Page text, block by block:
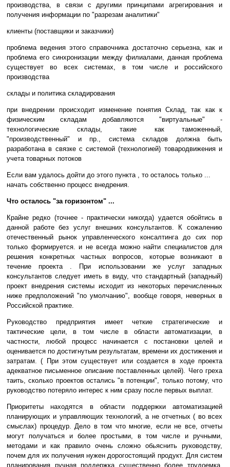
производства, в связи с другими принципами агрегирования и
получения информации по "разрезам аналитики"
клиенты (поставщики и заказчики)
проблема ведения этого справочника достаточно серьезна, как и
проблема его синхронизации между филиалами, данная проблема
существует во всех системах, в том числе и российского
производства
склады и политика складирования
при внедрении происходит изменение понятия Склад, так как к
физическим складам добавляются "виртуальные" -
технологические склады, такие как таможенный,
"производственный" и пр., система складов должна быть
разработана в связке с системой (технологией) товародвижения и
учета товарных потоков
Если вам удалось дойти до этого пункта , то осталось только ...
начать собственно процесс внедрения.
Что осталось "за горизонтом" ...
Крайне редко (точнее - практически никогда) удается обойтись в
данной работе без услуг внешних консультантов. К сожалению
отечественный рынок управленческого консалтинга до сих пор
только формируется. и не всегда можно найти специалистов для
решения конкретных частных вопросов, которые возникают в
течение проекта . При использовании же услуг западных
консультантов следует иметь в виду, что стандартный (западный)
проект внедрения системы исходит из некоторых перечисленных
ниже предположений "по умолчанию", вообще говоря, неверных в
Российской практике.
Руководство предприятия имеет четкие стратегические и
тактические цели, в том числе в области автоматизации, в
частности, любой процесс начинается с постановки целей и
оценивается по достигнутым результатам, времени их достижения и
затратам. ( При этом существует или создается в ходе проекта
адекватное письменное описание поставленных целей). Чего греха
таить, сколько проектов остались "в потенции", только потому, что
руководство потеряло интерес к ним сразу после первых выплат.
Приоритеты находятся в области поддержки автоматизацией
планирующих и управляющих технологий, а не отчетных ( во всех
смыслах) процедур. Дело в том что многие, если не все, отчеты
могут получаться и более простыми, в том числе и ручными,
методами и как правило очень сложно обьяснить руководству,
почем для их получения нужен дорогостоящий продукт. Для систем
планирования ручная поддержка существенно более трудоемка,